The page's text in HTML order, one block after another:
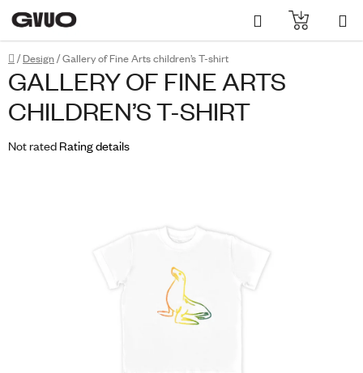
content
Search
CART
Home
/ Design/Gallery of Fine Arts children’s T-shirt
GALLERY OF FINE ARTS
CHILDREN’S T-SHIRT
The
Not ratedRating details